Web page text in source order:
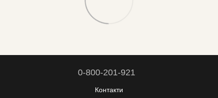
0-800-201-921
Контакти